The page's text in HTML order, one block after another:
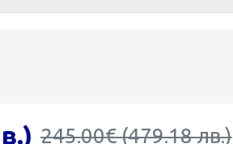
245.00€ (479.18 лв.)